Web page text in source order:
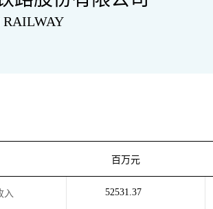
百万元
入 52531.37